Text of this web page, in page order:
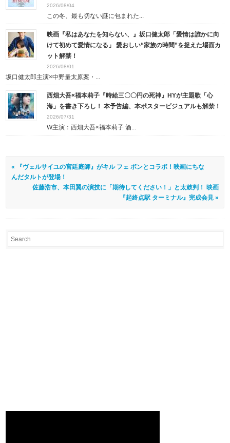
2026/08/04
この冬、最も切ない謎に包まれた...
映画『私はあなたを知らない、』坂口健太郎「愛情は誰かに向
けて初めて愛情になる」 愛おしい“家族の時間”を捉えた場面カ
ット解禁！
2026/08/01
坂口健太郎主演×中野量太原案・...
西畑大吾×福本莉子『時給三〇〇円の死神』HYが主題歌「心
海」を書き下ろし！ 本予告編、本ポスタービジュアルも解禁！
2026/07/31
W主演：西畑大吾×福本莉子 酒...
« 『ヴェルサイユの宮廷庭師』がキル フェ ボンとコラボ！映画にちな
んだタルトが登場！
佐藤浩市、本田翼の演技に「期待してください！」と太鼓判！ 映画
『起終点駅 ターミナル』完成会見 »